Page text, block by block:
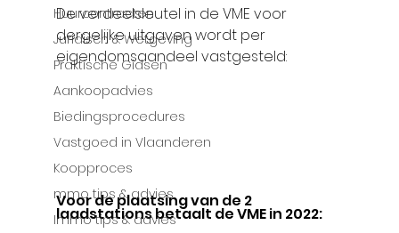
Huurcontracten
Juridisch & Wetgeving
Praktische Gidsen
Aankoopadvies
Biedingsprocedures
Vastgoed in Vlaanderen
Koopproces
mmo tips & advies
Immo tips & advies
De verdeelsleutel in de VME voor
dergelijke uitgaven wordt per
eigendomsaandeel vastgesteld:
Voor de plaatsing van de 2
laadstations betaalt de VME in 2022: